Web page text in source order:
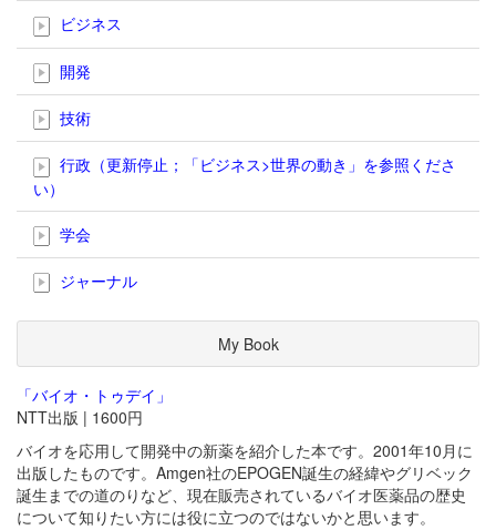
ビジネス
開発
技術
行政（更新停止；「ビジネス>世界の動き」を参照くださ
い）
学会
ジャーナル
My Book
「バイオ・トゥデイ」
NTT出版 | 1600円
バイオを応用して開発中の新薬を紹介した本です。2001年10月に
出版したものです。Amgen社のEPOGEN誕生の経緯やグリベック
誕生までの道のりなど、現在販売されているバイオ医薬品の歴史
について知りたい方には役に立つのではないかと思います。